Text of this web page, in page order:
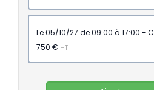
le
750 € HT